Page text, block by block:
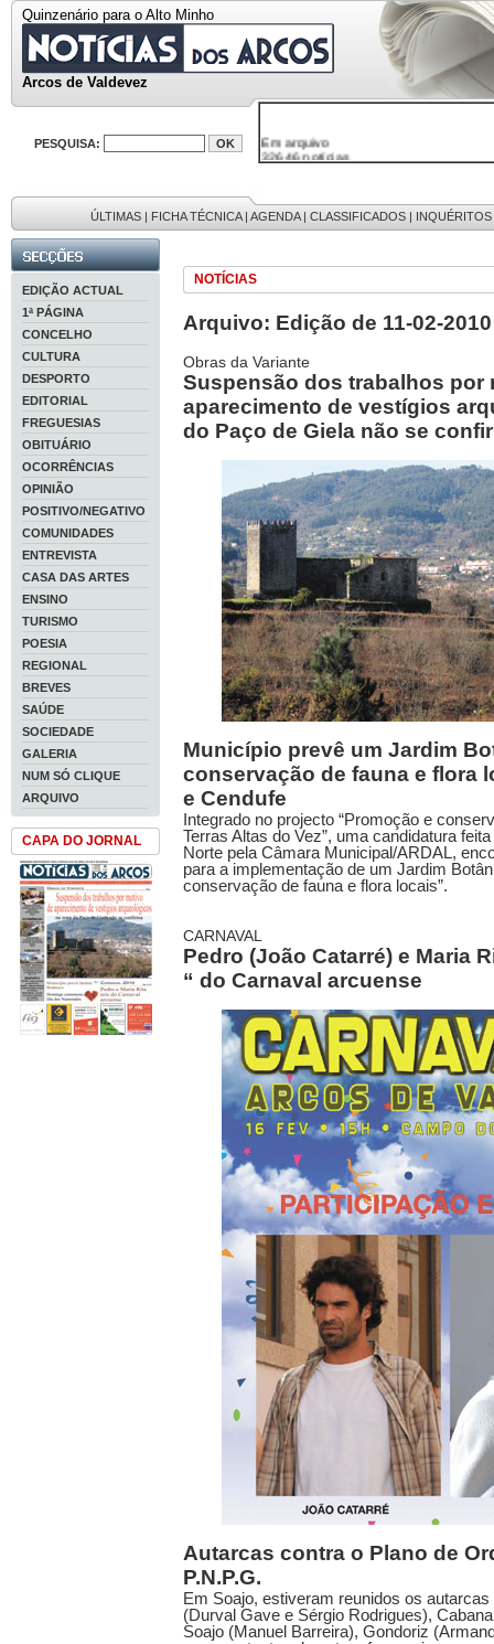
Quinzenário para o Alto Minho
Arcos de Valdevez
PESQUISA:
32646 notícias
38119 fotos
201 registos
ÚLTIMAS | FICHA TÉCNICA| AGENDA| CLASSIFICADOS | INQUÉRITOS
EDIÇÃO ACTUAL
1ª PÁGINA
CONCELHO
CULTURA
DESPORTO
EDITORIAL
FREGUESIAS
OBITUÁRIO
OCORRÊNCIAS
OPINIÃO
POSITIVO/NEGATIVO
COMUNIDADES
ENTREVISTA
CASA DAS ARTES
ENSINO
TURISMO
POESIA
REGIONAL
BREVES
SAÚDE
SOCIEDADE
GALERIA
NUM SÓ CLIQUE
ARQUIVO
CAPA DO JORNAL
NOTÍCIAS
Arquivo: Edição de 11-02-2010
Obras da Variante
Suspensão dos trabalhos por
aparecimento de vestígios
do Paço de Giela não se
Município prevê um Jardim
conservação de fauna e flora
e Cendufe
Integrado no projecto “Promoção e
Terras Altas do Vez”, uma candidatura
Norte pela Câmara Municipal/ARDAL,
para a implementação de um Jardim
conservação de fauna e flora locais”.
CARNAVAL
Pedro (João Catarré) e Maria
“ do Carnaval arcuense
Autarcas contra o Plano de
P.N.P.G.
Em Soajo, estiveram reunidos os
(Durval Gave e Sérgio Rodrigues),
Soajo (Manuel Barreira), Gondoriz